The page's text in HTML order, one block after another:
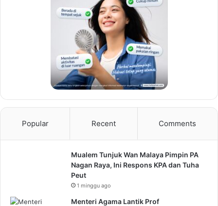
Popular Recent Comments
Mualem Tunjuk Wan Malaya Pimpin PA
Nagan Raya, Ini Respons KPA dan Tuha
Peut
1 minggu ago
Menteri Agama Lantik Prof